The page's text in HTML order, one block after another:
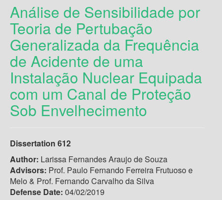
Análise de Sensibilidade por
Teoria de Pertubação
Generalizada da Frequência
de Acidente de uma
Instalação Nuclear Equipada
com um Canal de Proteção
Sob Envelhecimento
Dissertation 612
Author: Larissa Fernandes Araujo de Souza
Advisors: Prof. Paulo Fernando Ferreira Frutuoso e
Melo & Prof. Fernando Carvalho da Silva
Defense Date: 04/02/2019